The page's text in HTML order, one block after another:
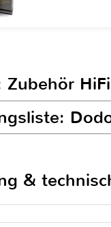
Zubehör HiFi
&